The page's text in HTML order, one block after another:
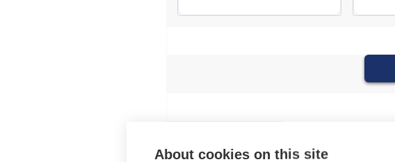
About cookies on this site
Tilaa ilmaiset